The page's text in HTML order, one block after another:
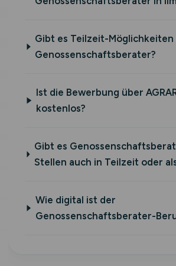
Gibt es Teilzeit-Möglichkeiten
Genossenschaftsberater?
Ist die Bewerbung über
kostenlos?
Gibt es
Stellen auch in Teilzeit oder
Wie digital ist der
Genossenschaftsberater-